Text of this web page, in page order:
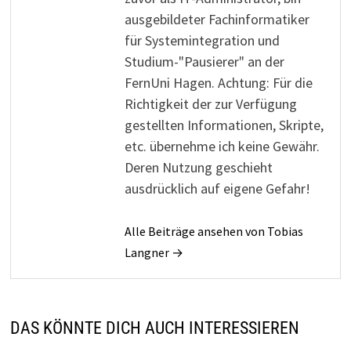
ausgebildeter Fachinformatiker
für Systemintegration und
Studium-"Pausierer" an der
FernUni Hagen. Achtung: Für die
Richtigkeit der zur Verfügung
gestellten Informationen, Skripte,
etc. übernehme ich keine Gewähr.
Deren Nutzung geschieht
ausdrücklich auf eigene Gefahr!
Alle Beiträge ansehen von Tobias
Langner →
DAS KÖNNTE DICH AUCH INTERESSIEREN